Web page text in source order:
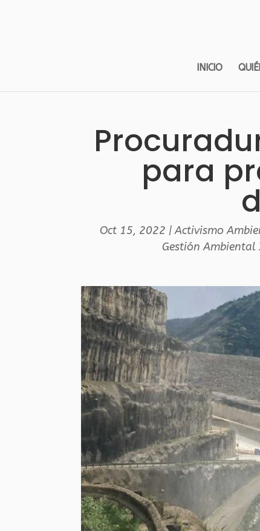
INICIO
para
Oct 15, 2022 |Activismo
Gestión Ambiental